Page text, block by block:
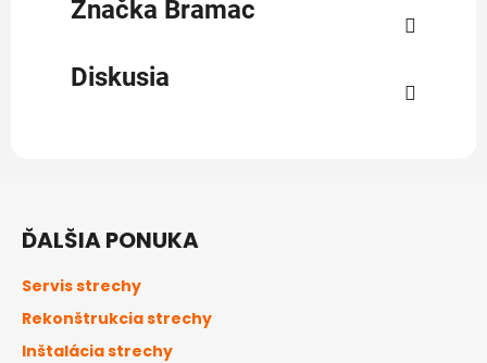
Značka Bramac
Diskusia
ĎALŠIA PONUKA
Servis strechy
Rekonštrukcia strechy
Inštalácia strechy